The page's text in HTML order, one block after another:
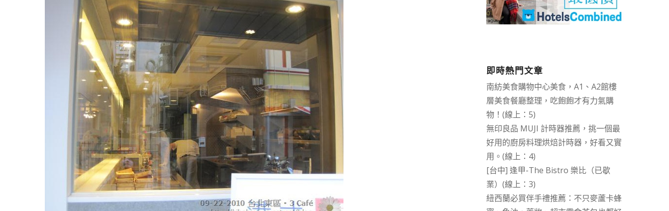
即時熱門文章
南紡美食購物中心美食，A1、A2館樓
層美食餐廳整理，吃飽飽才有力氣購
物！(線上：5)
無印良品 MUJI 計時器推薦，挑一個最
好用的廚房料理烘焙計時器，好看又實
用。(線上：4)
[台中] 逢甲-The Bistro 樂比（已歇
業）(線上：3)
紐西蘭必買伴手禮推薦：不只麥蘆卡蜂